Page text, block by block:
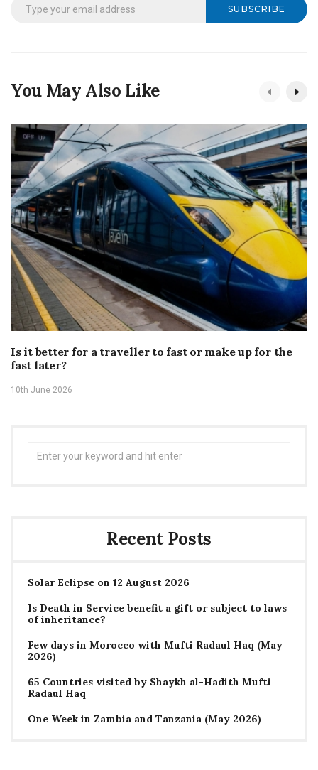
SUBSCRIBE
You May Also Like
Is it better for a traveller to fast or make up for the
fast later?
10th June 2026
Recent Posts
Solar Eclipse on 12 August 2026
Is Death in Service benefit a gift or subject to laws
of inheritance?
Few days in Morocco with Mufti Radaul Haq (May
2026)
65 Countries visited by Shaykh al-Hadith Mufti
Radaul Haq
One Week in Zambia and Tanzania (May 2026)